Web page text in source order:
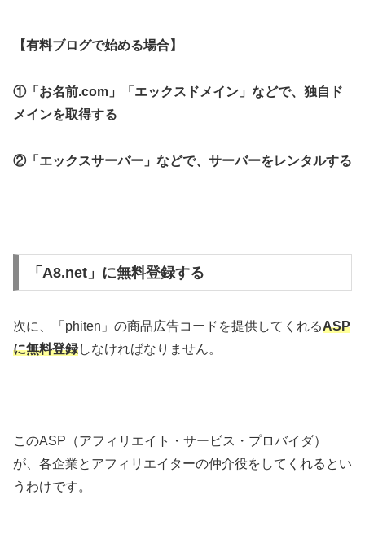
【有料ブログで始める場合】
①「お名前.com」「エックスドメイン」などで、独自ド
メインを取得する
②「エックスサーバー」などで、サーバーをレンタルする
「A8.net」に無料登録する
次に、「phiten」の商品広告コードを提供してくれるASP
に無料登録しなければなりません。
このASP（アフィリエイト・サービス・プロバイダ）
が、各企業とアフィリエイターの仲介役をしてくれるとい
うわけです。